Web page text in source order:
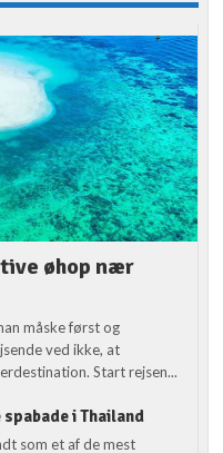
øhop nær
måske først og
ved ikke, at
Start rejsen...
i Thailand
som et af de mest